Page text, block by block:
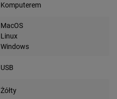
Komputerem
MacOS
Linux
Windows
USB
Żółty